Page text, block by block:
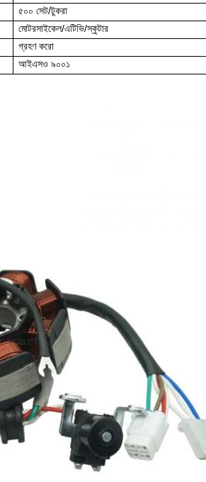
৫০০ সেট/টুকরা
মোটরসাইকেল/এটিভি/স্কুটার
গ্রহণ করো
আইএসও ৯০০১